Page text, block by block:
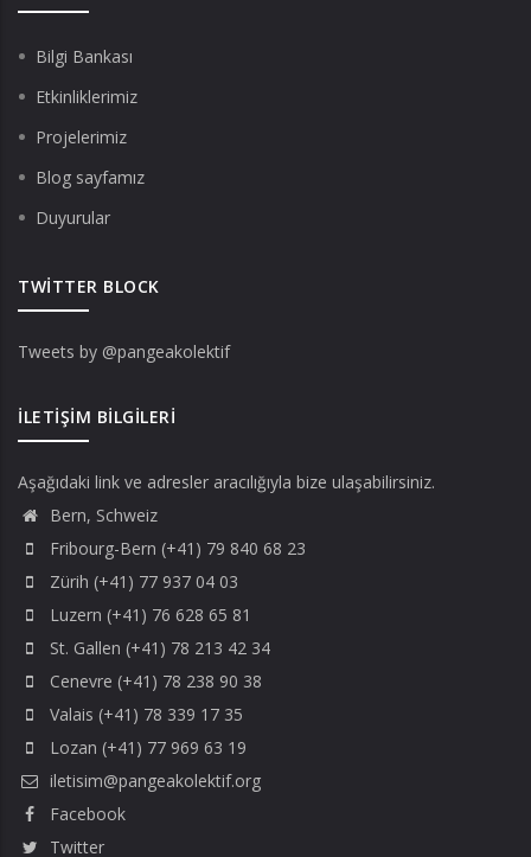
Bilgi Bankası
Etkinliklerimiz
Projelerimiz
Blog sayfamız
Duyurular
TWITTER BLOCK
Tweets by @pangeakolektif
İLETIŞIM BILGILERI
Aşağıdaki link ve adresler aracılığıyla bize ulaşabilirsiniz.
Bern, Schweiz
Fribourg-Bern (+41) 79 840 68 23
Zürih (+41) 77 937 04 03
Luzern (+41) 76 628 65 81
St. Gallen (+41) 78 213 42 34
Cenevre (+41) 78 238 90 38
Valais (+41) 78 339 17 35
Lozan (+41) 77 969 63 19
iletisim@pangeakolektif.org
Facebook
Twitter